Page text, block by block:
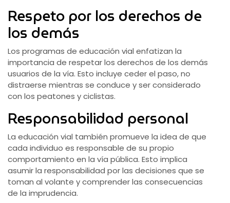
Respeto por los derechos de
los demás
Los programas de educación vial enfatizan la
importancia de respetar los derechos de los demás
usuarios de la vía. Esto incluye ceder el paso, no
distraerse mientras se conduce y ser considerado
con los peatones y ciclistas.
Responsabilidad personal
La educación vial también promueve la idea de que
cada individuo es responsable de su propio
comportamiento en la vía pública. Esto implica
asumir la responsabilidad por las decisiones que se
toman al volante y comprender las consecuencias
de la imprudencia.